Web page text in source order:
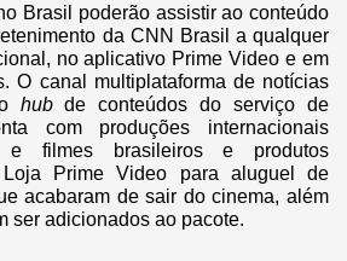
Brasil poderão assistir ao conteúdo
da CNN Brasil a qualquer
no aplicativo Prime Video e em
O canal multiplataforma de notícias
hubde conteúdos do serviço de
com produções internacionais
e filmes brasileiros e produtos
Prime Video para aluguel de
acabaram de sair do cinema, além
ser adicionados ao pacote.